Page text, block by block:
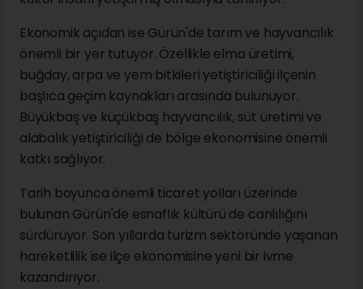
Ekonomik açıdan ise Gürün'de tarım ve hayvancılık
önemli bir yer tutuyor. Özellikle elma üretimi,
buğday, arpa ve yem bitkileri yetiştiriciliği ilçenin
başlıca geçim kaynakları arasında bulunuyor.
Büyükbaş ve küçükbaş hayvancılık, süt üretimi ve
alabalık yetiştiriciliği de bölge ekonomisine önemli
katkı sağlıyor.
Tarih boyunca önemli ticaret yolları üzerinde
bulunan Gürün'de esnaflık kültürü de canlılığını
sürdürüyor. Son yıllarda turizm sektöründe yaşanan
hareketlilik ise ilçe ekonomisine yeni bir ivme
kazandırıyor.